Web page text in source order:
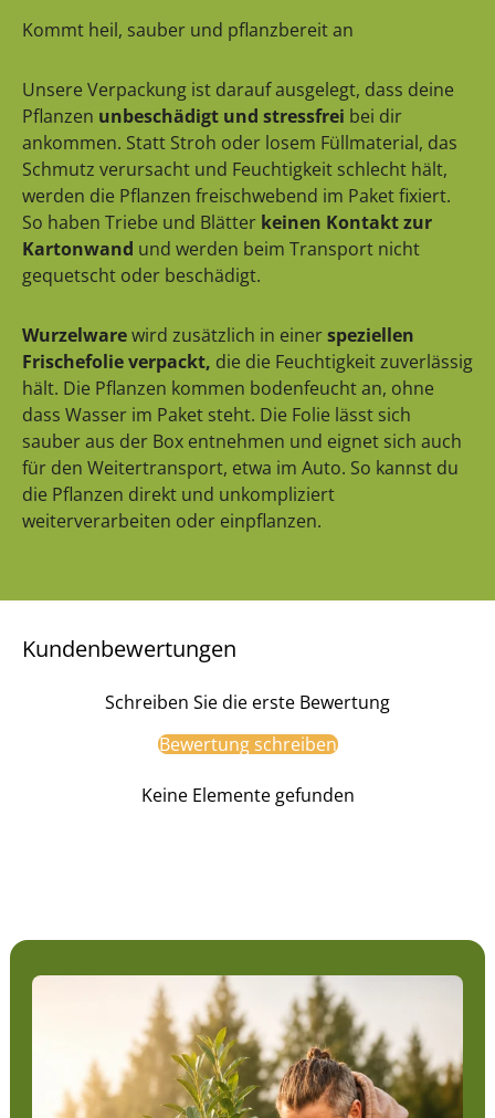
Kommt heil, sauber und pflanzbereit an
Unsere Verpackung ist darauf ausgelegt, dass deine
Pflanzen unbeschädigt und stressfrei bei dir
ankommen. Statt Stroh oder losem Füllmaterial, das
Schmutz verursacht und Feuchtigkeit schlecht hält,
werden die Pflanzen freischwebend im Paket fixiert.
So haben Triebe und Blätter keinen Kontakt zur
Kartonwand und werden beim Transport nicht
gequetscht oder beschädigt.
Wurzelwarewird zusätzlich in einerspeziellen
Frischefolie verpackt, die die Feuchtigkeit zuverlässig
hält. Die Pflanzen kommen bodenfeucht an, ohne
dass Wasser im Paket steht. Die Folie lässt sich
sauber aus der Box entnehmen und eignet sich auch
für den Weitertransport, etwa im Auto. So kannst du
die Pflanzen direkt und unkompliziert
weiterverarbeiten oder einpflanzen.
Kundenbewertungen
Schreiben Sie die erste Bewertung
Bewertung schreiben
Keine Elemente gefunden